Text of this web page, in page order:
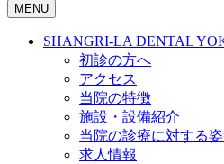
MENU
SHANGRI-LA DENTAL
初診の方へ
アクセス
当院の特徴
施設・設備紹介
当院の診療に対する
求人情報